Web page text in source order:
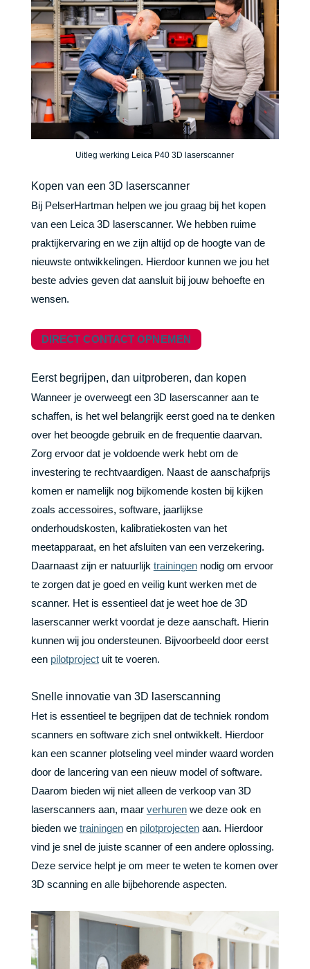
Uitleg werking Leica P40 3D laserscanner
Kopen van een 3D laserscanner
Bij PelserHartman helpen we jou graag bij het kopen
van een Leica 3D laserscanner. We hebben ruime
praktijkervaring en we zijn altijd op de hoogte van de
nieuwste ontwikkelingen. Hierdoor kunnen we jou het
beste advies geven dat aansluit bij jouw behoefte en
wensen.
DIRECT CONTACT OPNEMEN
Eerst begrijpen, dan uitproberen, dan kopen
Wanneer je overweegt een 3D laserscanner aan te
schaffen, is het wel belangrijk eerst goed na te denken
over het beoogde gebruik en de frequentie daarvan.
Zorg ervoor dat je voldoende werk hebt om de
investering te rechtvaardigen. Naast de aanschafprijs
komen er namelijk nog bijkomende kosten bij kijken
zoals accessoires, software, jaarlijkse
onderhoudskosten, kalibratiekosten van het
meetapparaat, en het afsluiten van een verzekering.
Daarnaast zijn er natuurlijk trainingennodig om ervoor
te zorgen dat je goed en veilig kunt werken met de
scanner. Het is essentieel dat je weet hoe de 3D
laserscanner werkt voordat je deze aanschaft. Hierin
kunnen wij jou ondersteunen. Bijvoorbeeld door eerst
een pilotprojectuit te voeren.
Snelle innovatie van 3D laserscanning
Het is essentieel te begrijpen dat de techniek rondom
scanners en software zich snel ontwikkelt. Hierdoor
kan een scanner plotseling veel minder waard worden
door de lancering van een nieuw model of software.
Daarom bieden wij niet alleen de verkoop van 3D
laserscanners aan, maar verhurenwe deze ook en
bieden we trainingenen pilotprojectenaan. Hierdoor
vind je snel de juiste scanner of een andere oplossing.
Deze service helpt je om meer te weten te komen over
3D scanning en alle bijbehorende aspecten.